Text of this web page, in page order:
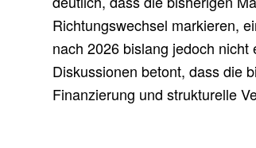
Richtungswechsel markieren,
nach 2026 bislang jedoch
Diskussionen betont, dass die
Finanzierung und strukturelle